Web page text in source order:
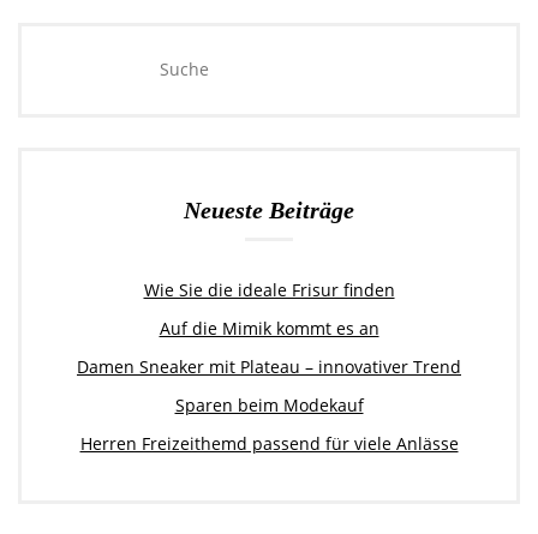
Neueste Beiträge
Wie Sie die ideale Frisur finden
Auf die Mimik kommt es an
Damen Sneaker mit Plateau – innovativer Trend
Sparen beim Modekauf
Herren Freizeithemd passend für viele Anlässe